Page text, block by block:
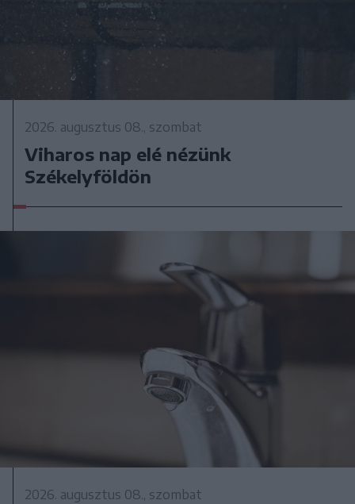
2026. augusztus 08., szombat
Viharos nap elé nézünk
Székelyföldön
2026. augusztus 08., szombat